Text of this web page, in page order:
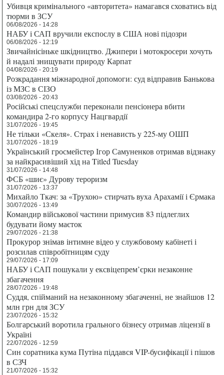
Убивця кримінального «авторитета» намагався сховатись від
тюрми в ЗСУ
06/08/2026 - 14:28
НАБУ і САП вручили експослу в США нові підозри
06/08/2026 - 12:19
Звичайнісіньке шкідництво. Джипери і мотокросери хочуть
й надалі знищувати природу Карпат
04/08/2026 - 20:19
Розкрадання міжнародної допомоги: суд відправив Банькова
із МЗС в СІЗО
03/08/2026 - 20:43
Російські спецслужби переконали пенсіонера вбити
командира 2-го корпусу Нацгвардії
31/07/2026 - 19:45
Не тільки «Скеля». Страх і ненависть у 225-му ОШП
31/07/2026 - 18:19
Український гросмейстер Ігор Самуненков отримав відзнаку
за найкрасивіший хід на Titled Tuesday
31/07/2026 - 14:48
ФСБ «шиє» Дурову тероризм
31/07/2026 - 13:37
Михайло Ткач: за «Трухою» стирчать вуха Арахамії і Єрмака
30/07/2026 - 13:49
Командир військової частини примусив 83 підлеглих
будувати йому маєток
29/07/2026 - 21:38
Прокурор знімав інтимне відео у службовому кабінеті і
розсилав співробітницям суду
29/07/2026 - 17:09
НАБУ і САП пошукали у ексвіцепрем’єрки незаконне
збагачення
28/07/2026 - 19:48
Суддя, спійманий на незаконному збагаченні, не знайшов 12
млн грн для ЗСУ
23/07/2026 - 15:32
Болгарський воротила грального бізнесу отримав ліцензії в
Україні
22/07/2026 - 12:59
Син соратника кума Путіна піддався VIP-бусифікації і пішов
в СЗЧ
21/07/2026 - 15:32